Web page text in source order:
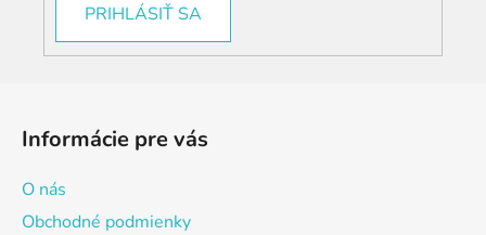
PRIHLÁSIŤ SA
Informácie pre vás
O nás
Obchodné podmienky